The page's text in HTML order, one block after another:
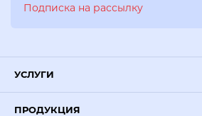
УСЛУГИ
ПРОДУКЦИЯ